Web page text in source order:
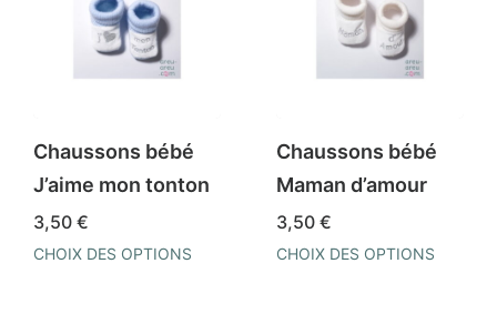
Chaussons bébé
J’aime mon tonton
3,50 €
CHOIX DES OPTIONS
Chaussons bébé
Maman d’amour
3,50 €
CHOIX DES OPTIONS